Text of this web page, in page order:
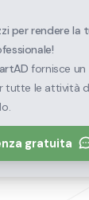
per rendere la
fornisce un
tutte le attività
gratuita